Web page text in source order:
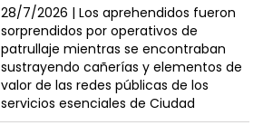
28/7/2026 |Los aprehendidos fueron
sorprendidos por operativos de
patrullaje mientras se encontraban
sustrayendo cañerías y elementos de
valor de las redes públicas de los
servicios esenciales de Ciudad